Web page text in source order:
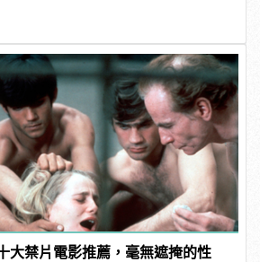
大禁片電影推薦，毫無遮掩的性